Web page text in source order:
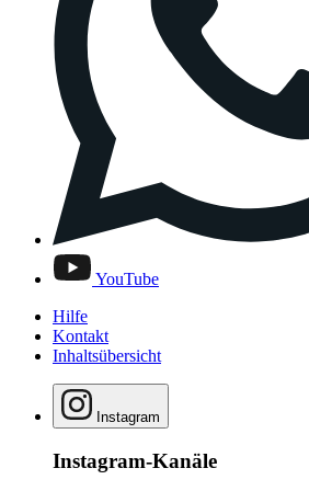
YouTube
Hilfe
Kontakt
Inhaltsübersicht
Instagram
Instagram-Kanäle